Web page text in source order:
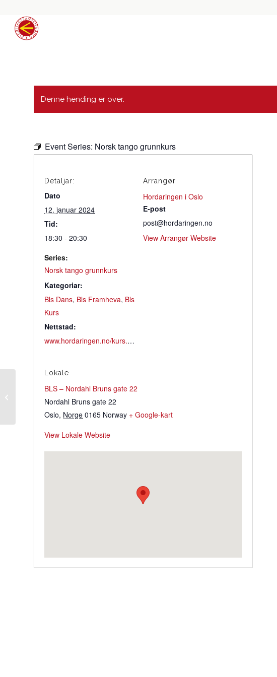
Denne hending er over.
Event Series: Norsk tango grunnkurs
Detaljar:
Dato
12. januar 2024
Tid:
18:30 - 20:30
Series:
Norsk tango grunnkurs
Kategoriar:
Bls Dans, Bls Framheva, Bls
Kurs
Nettstad:
www.hordaringen.no/kurs.htm
Arrangør
Hordaringen i Oslo
E-post
post@hordaringen.no
View Arrangør Website
Lokale
BLS – Nordahl Bruns gate 22
Nordahl Bruns gate 22
Oslo, Norge 0165 Norway + Google-kart
View Lokale Website